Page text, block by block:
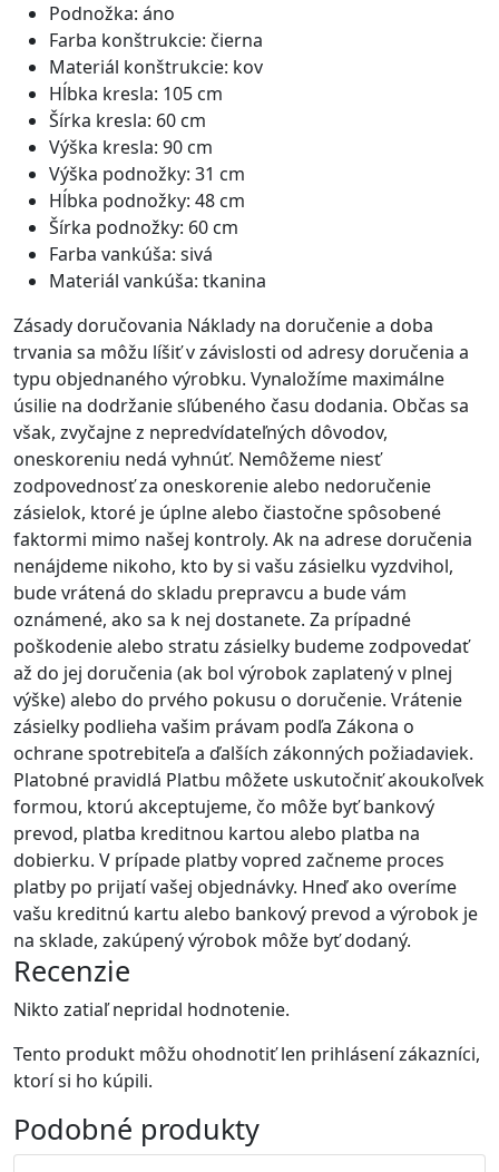
Podnožka: áno
Farba konštrukcie: čierna
Materiál konštrukcie: kov
Hĺbka kresla: 105 cm
Šírka kresla: 60 cm
Výška kresla: 90 cm
Výška podnožky: 31 cm
Hĺbka podnožky: 48 cm
Šírka podnožky: 60 cm
Farba vankúša: sivá
Materiál vankúša: tkanina
Zásady doručovania Náklady na doručenie a doba
trvania sa môžu líšiť v závislosti od adresy doručenia a
typu objednaného výrobku. Vynaložíme maximálne
úsilie na dodržanie sľúbeného času dodania. Občas sa
však, zvyčajne z nepredvídateľných dôvodov,
oneskoreniu nedá vyhnúť. Nemôžeme niesť
zodpovednosť za oneskorenie alebo nedoručenie
zásielok, ktoré je úplne alebo čiastočne spôsobené
faktormi mimo našej kontroly. Ak na adrese doručenia
nenájdeme nikoho, kto by si vašu zásielku vyzdvihol,
bude vrátená do skladu prepravcu a bude vám
oznámené, ako sa k nej dostanete. Za prípadné
poškodenie alebo stratu zásielky budeme zodpovedať
až do jej doručenia (ak bol výrobok zaplatený v plnej
výške) alebo do prvého pokusu o doručenie. Vrátenie
zásielky podlieha vašim právam podľa Zákona o
ochrane spotrebiteľa a ďalších zákonných požiadaviek.
Platobné pravidlá Platbu môžete uskutočniť akoukoľvek
formou, ktorú akceptujeme, čo môže byť bankový
prevod, platba kreditnou kartou alebo platba na
dobierku. V prípade platby vopred začneme proces
platby po prijatí vašej objednávky. Hneď ako overíme
vašu kreditnú kartu alebo bankový prevod a výrobok je
na sklade, zakúpený výrobok môže byť dodaný.
Recenzie
Nikto zatiaľ nepridal hodnotenie.
Tento produkt môžu ohodnotiť len prihlásení zákazníci,
ktorí si ho kúpili.
Podobné produkty